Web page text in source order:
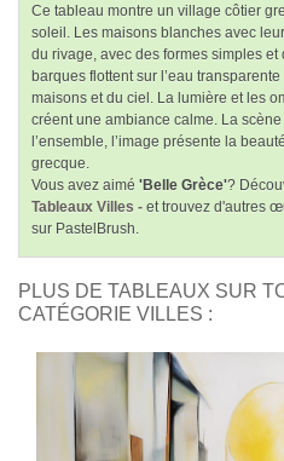
Ce tableau montre un village côtier
soleil. Les maisons blanches avec
du rivage, avec des formes simples
barques flottent sur l’eau
maisons et du ciel. La lumière et les
créent une ambiance calme. La
l’ensemble, l’image présente la
grecque.
Vous avez aimé 'Belle Grèce'?
Tableaux Villes - et trouvez d'autres
sur PastelBrush.
PLUS DE TABLEAUX SUR
CATÉGORIE VILLES :